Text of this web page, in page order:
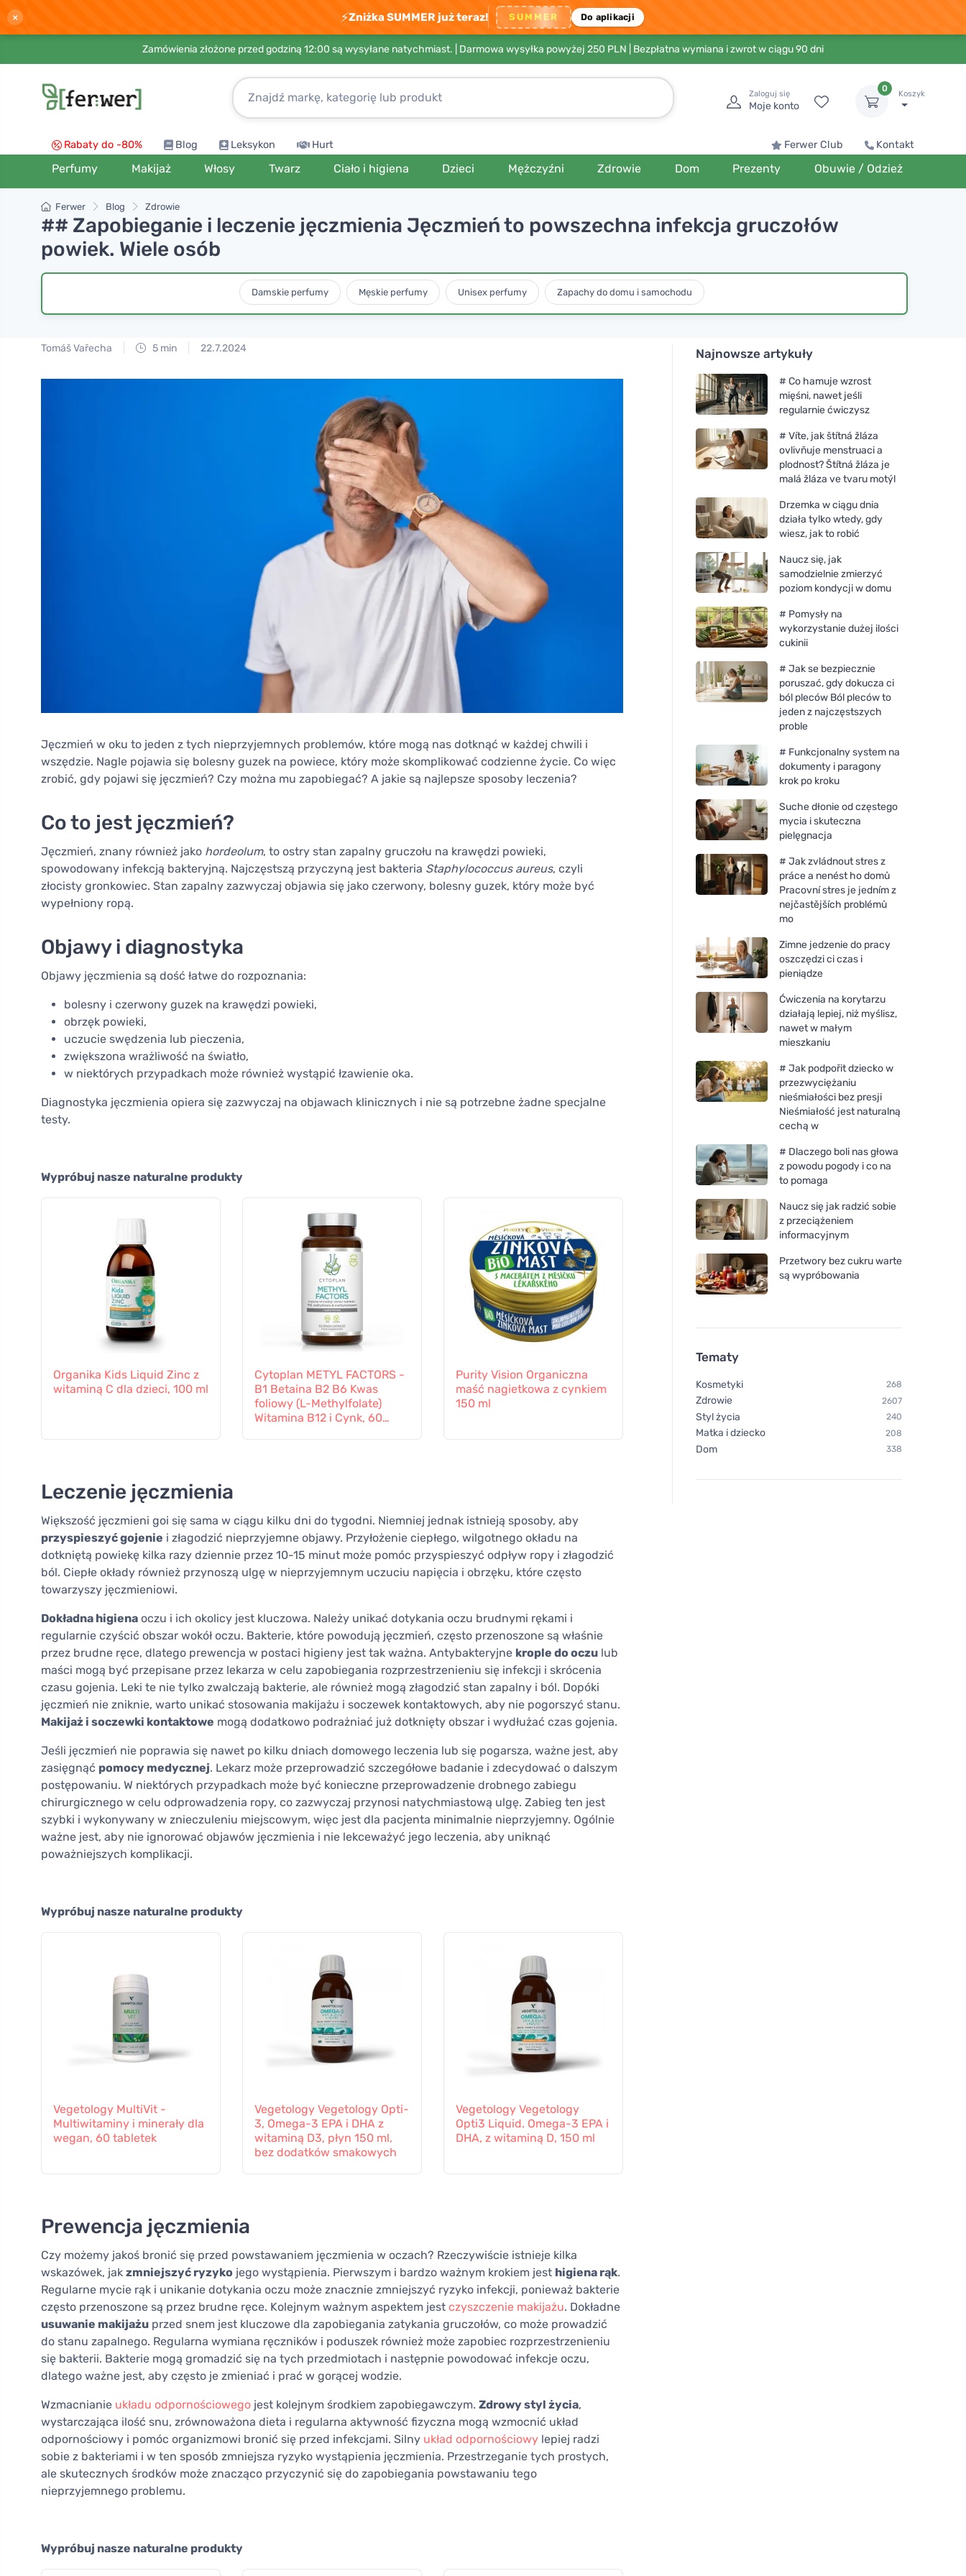
× ⚡Zniżka SUMMER już teraz! SUMMER Do aplikacji
Zamówienia złożone przed godziną 12:00 są wysyłane natychmiast. | Darmowa wysyłka powyżej 250 PLN | Bezpłatna wymiana i zwrot w ciągu 90 dni
Zaloguj się
Moje konto
0
Koszyk
Rabaty do -80% Blog Leksykon Hurt Ferwer Club Kontakt
Perfumy Makijaż Włosy Twarz Ciało i higiena Dzieci Mężczyźni Zdrowie Dom Prezenty Obuwie / Odzież
Ferwer Blog Zdrowie
## Zapobieganie i leczenie jęczmienia Jęczmień to powszechna infekcja gruczołów
powiek. Wiele osób
Damskie perfumy Męskie perfumy Unisex perfumy Zapachy do domu i samochodu
Tomáš Vařecha 5 min 22.7.2024
Jęczmień w oku to jeden z tych nieprzyjemnych problemów, które mogą nas dotknąć w każdej chwili i
wszędzie. Nagle pojawia się bolesny guzek na powiece, który może skomplikować codzienne życie. Co więc
zrobić, gdy pojawi się jęczmień? Czy można mu zapobiegać? A jakie są najlepsze sposoby leczenia?
Co to jest jęczmień?
Jęczmień, znany również jako hordeolum, to ostry stan zapalny gruczołu na krawędzi powieki,
spowodowany infekcją bakteryjną. Najczęstszą przyczyną jest bakteria Staphylococcus aureus, czyli
złocisty gronkowiec. Stan zapalny zazwyczaj objawia się jako czerwony, bolesny guzek, który może być
wypełniony ropą.
Objawy i diagnostyka
Objawy jęczmienia są dość łatwe do rozpoznania:
bolesny i czerwony guzek na krawędzi powieki,
obrzęk powieki,
uczucie swędzenia lub pieczenia,
zwiększona wrażliwość na światło,
w niektórych przypadkach może również wystąpić łzawienie oka.
Diagnostyka jęczmienia opiera się zazwyczaj na objawach klinicznych i nie są potrzebne żadne specjalne
testy.
Wypróbuj nasze naturalne produkty
Organika Kids Liquid Zinc z
witaminą C dla dzieci, 100 ml
Cytoplan METYL FACTORS -
B1 Betaina B2 B6 Kwas
foliowy (L-Methylfolate)
Witamina B12 i Cynk, 60
Purity Vision Organiczna
maść nagietkowa z cynkiem
150 ml
maść nagietkowa z cynkiem
na pryszcze i
(8 ml) - z tlenkiem
Leczenie jęczmienia
Większość jęczmieni goi się sama w ciągu kilku dni do tygodni. Niemniej jednak istnieją sposoby, aby
przyspieszyć gojenie i złagodzić nieprzyjemne objawy. Przyłożenie ciepłego, wilgotnego okładu na
dotkniętą powiekę kilka razy dziennie przez 10-15 minut może pomóc przyspieszyć odpływ ropy i złagodzić
ból. Ciepłe okłady również przynoszą ulgę w nieprzyjemnym uczuciu napięcia i obrzęku, które często
towarzyszy jęczmieniowi.
Dokładna higiena oczu i ich okolicy jest kluczowa. Należy unikać dotykania oczu brudnymi rękami i
regularnie czyścić obszar wokół oczu. Bakterie, które powodują jęczmień, często przenoszone są właśnie
przez brudne ręce, dlatego prewencja w postaci higieny jest tak ważna. Antybakteryjne krople do oczu lub
maści mogą być przepisane przez lekarza w celu zapobiegania rozprzestrzenieniu się infekcji i skrócenia
czasu gojenia. Leki te nie tylko zwalczają bakterie, ale również mogą złagodzić stan zapalny i ból. Dopóki
jęczmień nie zniknie, warto unikać stosowania makijażu i soczewek kontaktowych, aby nie pogorszyć stanu.
Makijaż i soczewki kontaktowe mogą dodatkowo podrażniać już dotknięty obszar i wydłużać czas gojenia.
Jeśli jęczmień nie poprawia się nawet po kilku dniach domowego leczenia lub się pogarsza, ważne jest, aby
zasięgnąć pomocy medycznej. Lekarz może przeprowadzić szczegółowe badanie i zdecydować o dalszym
postępowaniu. W niektórych przypadkach może być konieczne przeprowadzenie drobnego zabiegu
chirurgicznego w celu odprowadzenia ropy, co zazwyczaj przynosi natychmiastową ulgę. Zabieg ten jest
szybki i wykonywany w znieczuleniu miejscowym, więc jest dla pacjenta minimalnie nieprzyjemny. Ogólnie
ważne jest, aby nie ignorować objawów jęczmienia i nie lekceważyć jego leczenia, aby uniknąć
poważniejszych komplikacji.
Wypróbuj nasze naturalne produkty
Vegetology MultiVit -
Multiwitaminy i minerały dla
wegan, 60 tabletek
Vegetology Vegetology Opti-
3, Omega-3 EPA i DHA z
witaminą D3, płyn 150 ml,
bez dodatków smakowych
Vegetology Vegetology
Opti3 Liquid. Omega-3 EPA i
DHA, z witaminą D, 150 ml
Prewencja jęczmienia
Czy możemy jakoś bronić się przed powstawaniem jęczmienia w oczach? Rzeczywiście istnieje kilka
wskazówek, jak zmniejszyć ryzyko jego wystąpienia. Pierwszym i bardzo ważnym krokiem jest higiena rąk.
Regularne mycie rąk i unikanie dotykania oczu może znacznie zmniejszyć ryzyko infekcji, ponieważ bakterie
często przenoszone są przez brudne ręce. Kolejnym ważnym aspektem jest czyszczenie makijażu. Dokładne
usuwanie makijażu przed snem jest kluczowe dla zapobiegania zatykania gruczołów, co może prowadzić
do stanu zapalnego. Regularna wymiana ręczników i poduszek również może zapobiec rozprzestrzenieniu
się bakterii. Bakterie mogą gromadzić się na tych przedmiotach i następnie powodować infekcje oczu,
dlatego ważne jest, aby często je zmieniać i prać w gorącej wodzie.
Wzmacnianie układu odpornościowego jest kolejnym środkiem zapobiegawczym. Zdrowy styl życia,
wystarczająca ilość snu, zrównoważona dieta i regularna aktywność fizyczna mogą wzmocnić układ
odpornościowy i pomóc organizmowi bronić się przed infekcjami. Silny układ odpornościowy lepiej radzi
sobie z bakteriami i w ten sposób zmniejsza ryzyko wystąpienia jęczmienia. Przestrzeganie tych prostych,
ale skutecznych środków może znacząco przyczynić się do zapobiegania powstawaniu tego
nieprzyjemnego problemu.
Wypróbuj nasze naturalne produkty
Najnowsze artykuły
# Co hamuje wzrost
mięśni, nawet jeśli
regularnie ćwiczysz
# Víte, jak štítná žláza
ovlivňuje menstruaci a
plodnost? Štítná žláza je
malá žláza ve tvaru motýl
Drzemka w ciągu dnia
działa tylko wtedy, gdy
wiesz, jak to robić
Naucz się, jak
samodzielnie zmierzyć
poziom kondycji w domu
# Pomysły na
wykorzystanie dużej ilości
cukinii
# Jak se bezpiecznie
poruszać, gdy dokucza ci
ból pleców Ból pleców to
jeden z najczęstszych
proble
# Funkcjonalny system na
dokumenty i paragony
krok po kroku
Suche dłonie od częstego
mycia i skuteczna
pielęgnacja
# Jak zvládnout stres z
práce a nenést ho domů
Pracovní stres je jedním z
nejčastějších problémů
mo
Zimne jedzenie do pracy
oszczędzi ci czas i
pieniądze
Ćwiczenia na korytarzu
działają lepiej, niż myślisz,
nawet w małym
mieszkaniu
# Jak podpořit dziecko w
przezwyciężaniu
nieśmiałości bez presji
Nieśmiałość jest naturalną
cechą w
# Dlaczego boli nas głowa
z powodu pogody i co na
to pomaga
Naucz się jak radzić sobie
z przeciążeniem
informacyjnym
Przetwory bez cukru warte
są wypróbowania
Tematy
Kosmetyki 268
Zdrowie 2607
Styl życia 240
Matka i dziecko 208
Dom 338